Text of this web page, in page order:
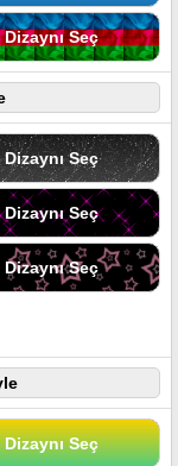
Seç
Seç
Seç
Seç
Seç